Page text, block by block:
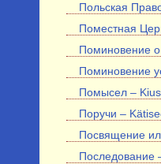
Польская
Поместная
Поминовение
Поминовение
Помысел –
Поручи –
Посвящение
Последование